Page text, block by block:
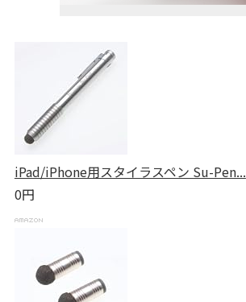
iPad/iPhone用スタイラスペン Su-Pen...
0円